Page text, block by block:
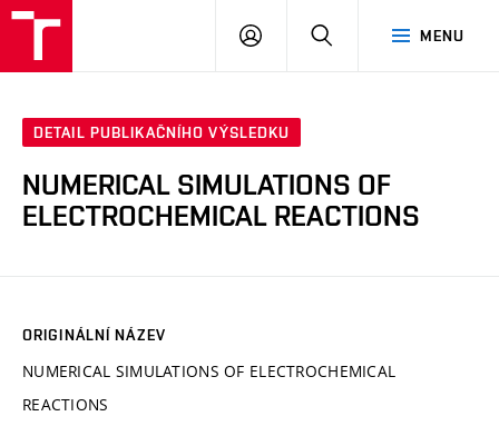
MENU
PŘIHLÁSIT
DETAIL PUBLIKAČNÍHO VÝSLEDKU
NUMERICAL SIMULATIONS OF
ELECTROCHEMICAL REACTIONS
ORIGINÁLNÍ NÁZEV
NUMERICAL SIMULATIONS OF ELECTROCHEMICAL
REACTIONS